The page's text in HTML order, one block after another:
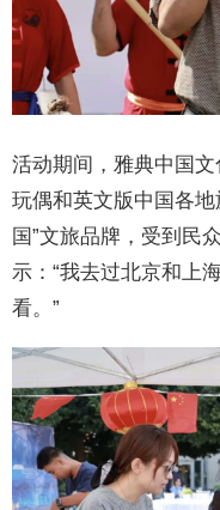
活动期间，雅典中国
玩偶和英文版中国各
国”文旅品牌，受到民
示：“我去过北京和上
看。”